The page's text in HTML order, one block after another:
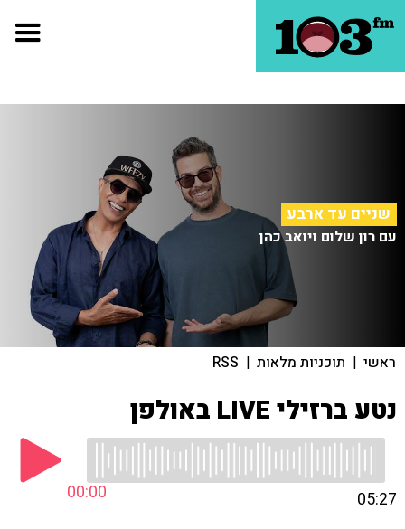
שניים עד ארבע
עם רון שלום ויואב כהן
ראשי | תוכניות מלאות |
RSS
נטע ברזילי LIVE באולפן
00:00 05:27